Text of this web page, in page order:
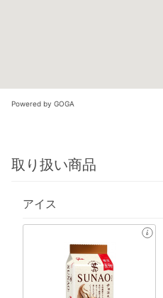
Powered by GOGA
取り扱い商品
アイス